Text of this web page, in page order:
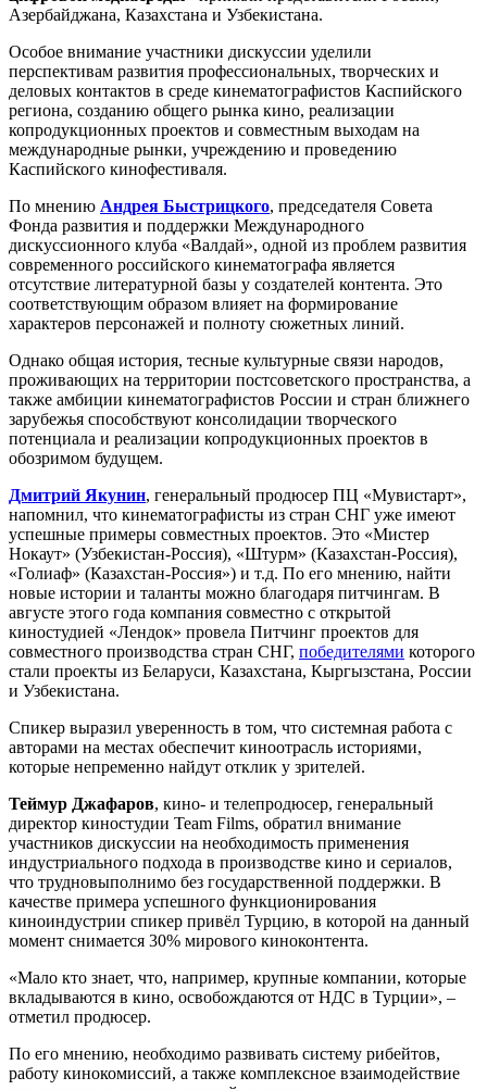
Азербайджана, Казахстана и Узбекистана.
Особое внимание участники дискуссии уделили
перспективам развития профессиональных, творческих и
деловых контактов в среде кинематографистов Каспийского
региона, созданию общего рынка кино, реализации
копродукционных проектов и совместным выходам на
международные рынки, учреждению и проведению
Каспийского кинофестиваля.
По мнению Андрея Быстрицкого, председателя Совета
Фонда развития и поддержки Международного
дискуссионного клуба «Валдай», одной из проблем развития
современного российского кинематографа является
отсутствие литературной базы у создателей контента. Это
соответствующим образом влияет на формирование
характеров персонажей и полноту сюжетных линий.
Однако общая история, тесные культурные связи народов,
проживающих на территории постсоветского пространства, а
также амбиции кинематографистов России и стран ближнего
зарубежья способствуют консолидации творческого
потенциала и реализации копродукционных проектов в
обозримом будущем.
Дмитрий Якунин, генеральный продюсер ПЦ «Мувистарт»,
напомнил, что кинематографисты из стран СНГ уже имеют
успешные примеры совместных проектов. Это «Мистер
Нокаут» (Узбекистан-Россия), «Штурм» (Казахстан-Россия),
«Голиаф» (Казахстан-Россия») и т.д. По его мнению, найти
новые истории и таланты можно благодаря питчингам. В
августе этого года компания совместно с открытой
киностудией «Лендок» провела Питчинг проектов для
совместного производства стран СНГ, победителями которого
стали проекты из Беларуси, Казахстана, Кыргызстана, России
и Узбекистана.
Спикер выразил уверенность в том, что системная работа с
авторами на местах обеспечит киноотрасль историями,
которые непременно найдут отклик у зрителей.
Теймур Джафаров, кино- и телепродюсер, генеральный
директор киностудии Team Films, обратил внимание
участников дискуссии на необходимость применения
индустриального подхода в производстве кино и сериалов,
что трудновыполнимо без государственной поддержки. В
качестве примера успешного функционирования
киноиндустрии спикер привёл Турцию, в которой на данный
момент снимается 30% мирового киноконтента.
«Мало кто знает, что, например, крупные компании, которые
вкладываются в кино, освобождаются от НДС в Турции», –
отметил продюсер.
По его мнению, необходимо развивать систему рибейтов,
работу кинокомиссий, а также комплексное взаимодействие